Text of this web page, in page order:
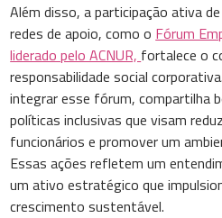
Além disso, a participação ativa
redes de apoio, como o Fórum
liderado pelo ACNUR, fortalece o
responsabilidade social
integrar esse fórum, compartilha
políticas inclusivas que visam
funcionários e promover um
Essas ações refletem um
um ativo estratégico que
crescimento sustentável.